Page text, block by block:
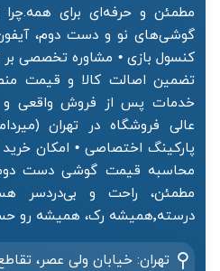
مطمئن و حرفه‌ای برای همه.چرا
گوشی‌های نو و دست دوم،
کنسول بازی • مشاوره تخصصی
تضمین اصالت کالا و قیمت
خدمات پس از فروش واقعی و
عالی فروشگاه در تهران
پارکینگ اختصاصی • امکان خرید
محاسبه قیمت گوشی دست
مطمئن، راحت و بی‌دردسر
درسته٬همیشه رک، همیشه رو حساب.
تهران: خیابان ولی عصر،